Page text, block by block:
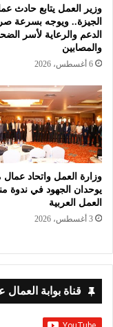
وزير العمل يتابع حادث
الجيزة.. ويوجه بسرعة
الدعم والرعاية لأسر
والمصابين
6 أغسطس، 2026
وزارة العمل واتحاد
يوحدان الجهود في ندوة
العمل العربية
3 أغسطس، 2026
قناة بوابة